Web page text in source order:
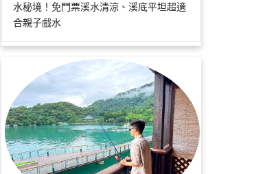
水秘境！免門票溪水清涼、溪底平坦超適
合親子戲水